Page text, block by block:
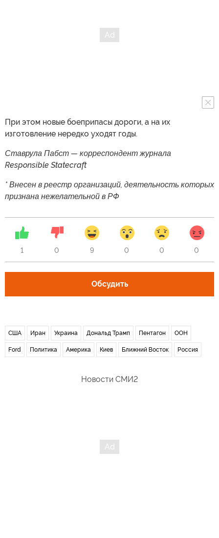
При этом новые боеприпасы дороги, а на их
изготовление нередко уходят годы.
Ставрула Пабст — корреспондент журнала
Responsible Statecraft
* Внесен в реестр организаций, деятельность которых
признана нежелательной в РФ
1 0 9 0 0 0
Обсудить
США Иран Украина Дональд Трамп Пентагон ООН
Ford Политика Америка Киев Ближний Восток Россия
Новости СМИ2